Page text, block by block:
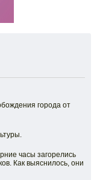
города от
часы загорелись
Как выяснилось, они